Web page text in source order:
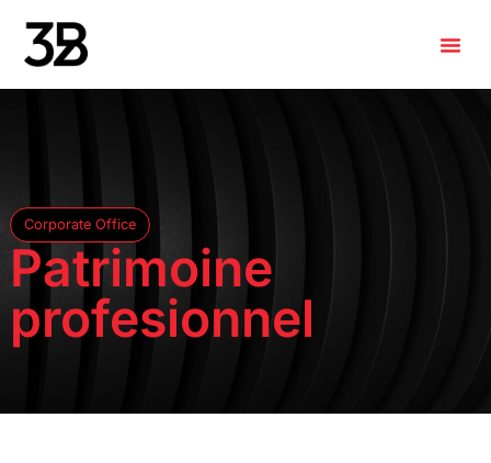
Corporate Office
Patrimoine
profesionnel